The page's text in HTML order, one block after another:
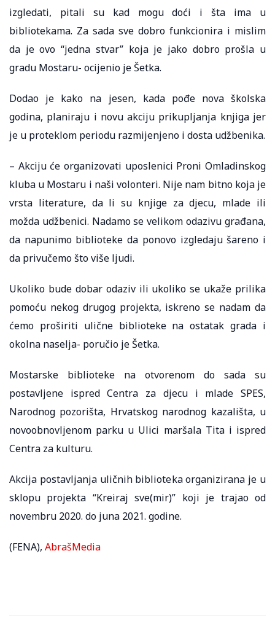
izgledati, pitali su kad mogu doći i šta ima u
bibliotekama. Za sada sve dobro funkcionira i mislim
da je ovo “jedna stvar” koja je jako dobro prošla u
gradu Mostaru- ocijenio je Šetka.
Dodao je kako na jesen, kada pođe nova školska
godina, planiraju i novu akciju prikupljanja knjiga jer
je u proteklom periodu razmijenjeno i dosta udžbenika.
– Akciju će organizovati uposlenici Proni Omladinskog
kluba u Mostaru i naši volonteri. Nije nam bitno koja je
vrsta literature, da li su knjige za djecu, mlade ili
možda udžbenici. Nadamo se velikom odazivu građana,
da napunimo biblioteke da ponovo izgledaju šareno i
da privučemo što više ljudi.
Ukoliko bude dobar odaziv ili ukoliko se ukaže prilika
pomoću nekog drugog projekta, iskreno se nadam da
ćemo proširiti ulične biblioteke na ostatak grada i
okolna naselja- poručio je Šetka.
Mostarske biblioteke na otvorenom do sada su
postavljene ispred Centra za djecu i mlade SPES,
Narodnog pozorišta, Hrvatskog narodnog kazališta, u
novoobnovljenom parku u Ulici maršala Tita i ispred
Centra za kulturu.
Akcija postavljanja uličnih biblioteka organizirana je u
sklopu projekta “Kreiraj sve(mir)” koji je trajao od
novembru 2020. do juna 2021. godine.
(FENA), AbrašMedia